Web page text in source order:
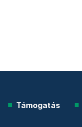
Támogatás